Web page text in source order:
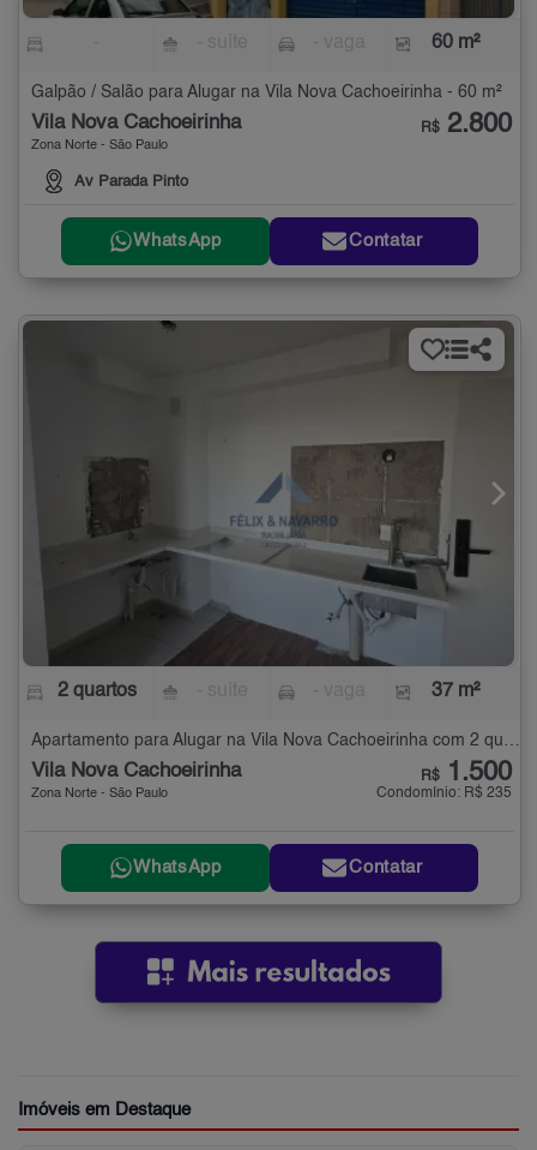
60 m²
Galpão / Salão para Alugar na Vila Nova Cachoeirinha - 60 m²
Vila Nova Cachoeirinha
Zona Norte - São Paulo
Av Parada Pinto
R$ 2.800
WhatsApp Contatar
2 quartos 37 m²
Vila Nova Cachoeirinha
Zona Norte - São Paulo
R$ 1.500
Condomínio: R$ 235
WhatsApp Contatar
Imóveis em Destaque